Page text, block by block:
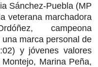
Sánchez-Puebla (MP
veterana marchadora
campeona
marca personal de
y jóvenes valores
Marina Peña,